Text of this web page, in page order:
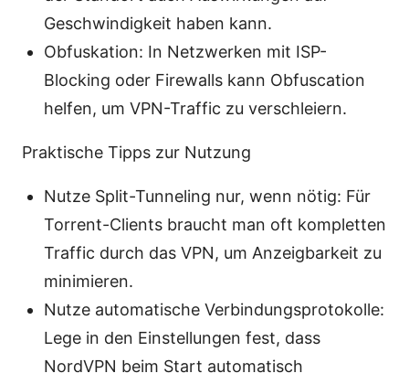
Geschwindigkeit haben kann.
Obfuskation: In Netzwerken mit ISP-
Blocking oder Firewalls kann Obfuscation
helfen, um VPN-Traffic zu verschleiern.
Praktische Tipps zur Nutzung
Nutze Split-Tunneling nur, wenn nötig: Für
Torrent-Clients braucht man oft kompletten
Traffic durch das VPN, um Anzeigbarkeit zu
minimieren.
Nutze automatische Verbindungsprotokolle:
Lege in den Einstellungen fest, dass
NordVPN beim Start automatisch